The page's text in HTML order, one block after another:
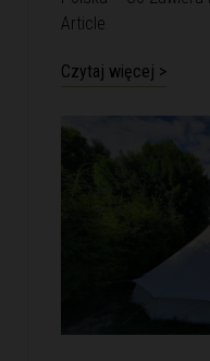
Article
Czytaj więcej >